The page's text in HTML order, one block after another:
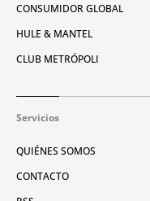
CONSUMIDOR GLOBAL
HULE & MANTEL
CLUB METRÓPOLI
Servicios
QUIÉNES SOMOS
CONTACTO